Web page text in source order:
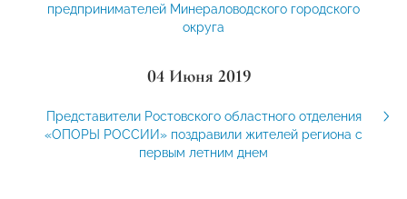
предпринимателей Минераловодского городского
округа
04 Июня 2019
Представители Ростовского областного отделения
«ОПОРЫ РОССИИ» поздравили жителей региона с
первым летним днем